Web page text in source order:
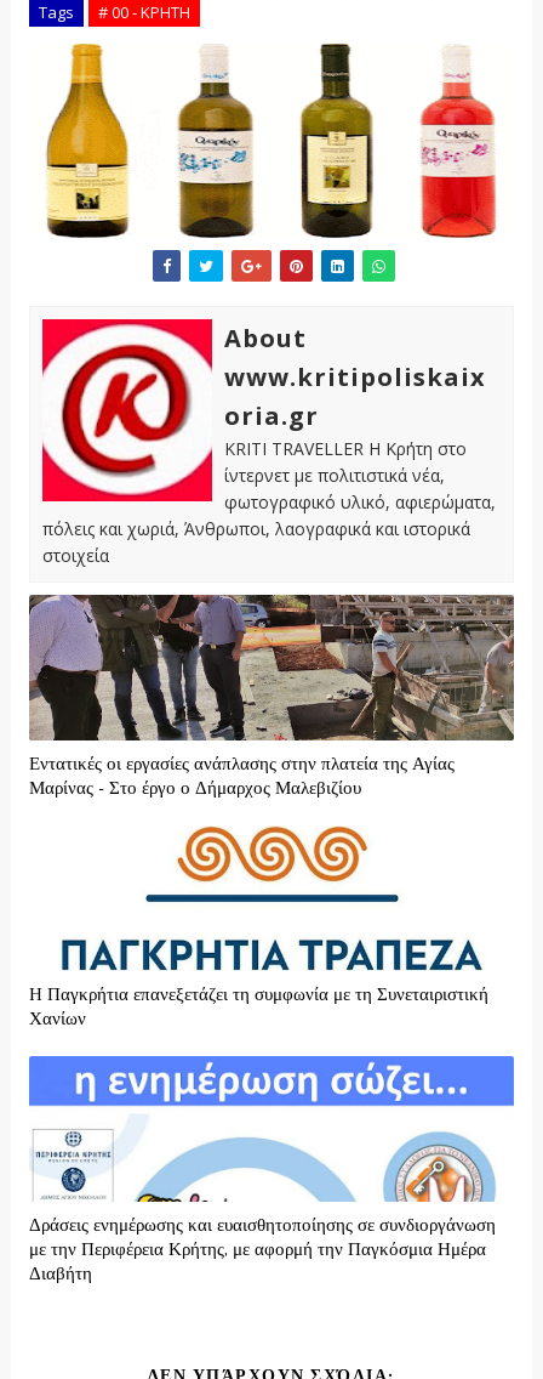
Tags # 00 - ΚΡΗΤΗ
About
www.kritipoliskaix
oria.gr
KRITI TRAVELLER Η Κρήτη στο
ίντερνετ με πολιτιστικά νέα,
φωτογραφικό υλικό, αφιερώματα,
πόλεις και χωριά, Άνθρωποι, λαογραφικά και ιστορικά
στοιχεία
Εντατικές οι εργασίες ανάπλασης στην πλατεία της Αγίας
Μαρίνας - Στο έργο ο Δήμαρχος Μαλεβιζίου
H Παγκρήτια επανεξετάζει τη συμφωνία με τη Συνεταιριστική
Χανίων
Δράσεις ενημέρωσης και ευαισθητοποίησης σε συνδιοργάνωση
με την Περιφέρεια Κρήτης, με αφορμή την Παγκόσμια Ημέρα
Διαβήτη